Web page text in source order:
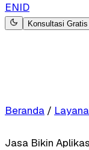
ENID
Konsultasi Gratis
Beranda /
Jasa Bikin